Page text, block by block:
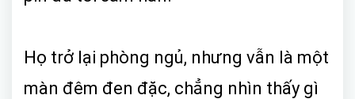
Họ trở lại phòng ngủ, nhưng vẫn là một
màn đêm đen đặc, chẳng nhìn thấy gì